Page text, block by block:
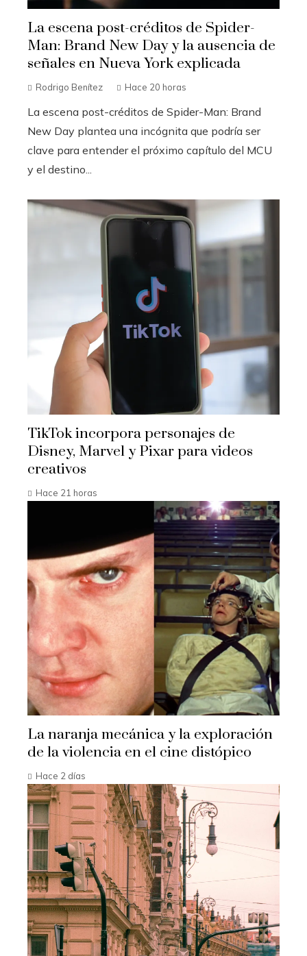
La escena post-créditos de Spider-
Man: Brand New Day y la ausencia de
señales en Nueva York explicada
Rodrigo Benítez Hace 20 horas
La escena post-créditos de Spider-Man: Brand
New Day plantea una incógnita que podría ser
clave para entender el próximo capítulo del MCU
y el destino...
TikTok incorpora personajes de
Disney, Marvel y Pixar para videos
creativos
Hace 21 horas
La naranja mecánica y la exploración
de la violencia en el cine distópico
Hace 2 días